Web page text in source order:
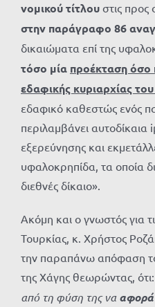
νομικού τίτλου στις προς
στην παράγραφο 86
δικαιώματα επί της
τόσο μία προέκταση όσο
εδαφικής κυριαρχίας
εδαφικό καθεστώς ενός
περιλαμβάνει
εξερεύνησης και
υφαλοκρηπίδα, τα οποία
διεθνές δίκαιο».
Ακόμη και ο γνωστός για
Τουρκίας, κ. Χρήστος
την παραπάνω απόφαση
της Χάγης θεωρώντας,
από τη φύση της νααφορά